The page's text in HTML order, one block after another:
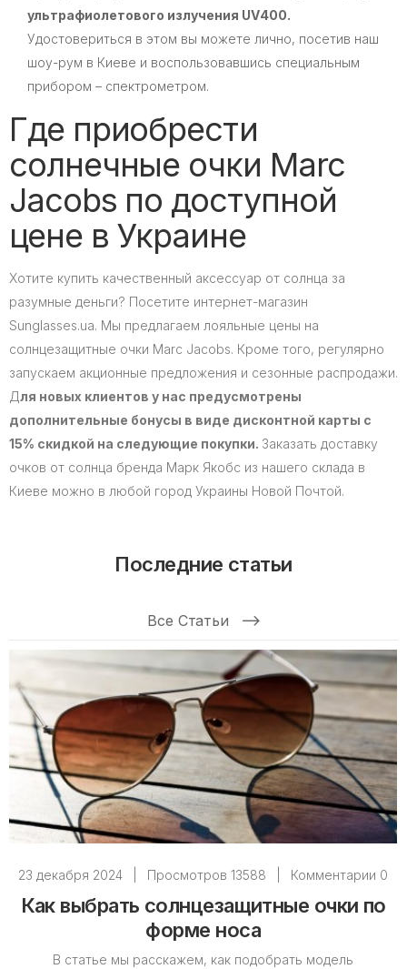
ультрафиолетового излучения UV400.
Удостовериться в этом вы можете лично, посетив наш
шоу-рум в Киеве и воспользовавшись специальным
прибором – спектрометром.
Где приобрести
солнечные очки Marc
Jacobs по доступной
цене в Украине
Хотите купить качественный аксессуар от солнца за
разумные деньги? Посетите интернет-магазин
Sunglasses.ua. Мы предлагаем лояльные цены на
солнцезащитные очки Marc Jacobs. Кроме того, регулярно
запускаем акционные предложения и сезонные распродажи.
Для новых клиентов у нас предусмотрены
дополнительные бонусы в виде дисконтной карты с
15% скидкой на следующие покупки. Заказать доставку
очков от солнца бренда Марк Якобс из нашего склада в
Киеве можно в любой город Украины Новой Почтой.
Последние статьи
Все Статьи
23 декабря 2024 Просмотров 13588 Комментарии 0
Как выбрать солнцезащитные очки по
форме носа
В статье мы расскажем, как подобрать модель